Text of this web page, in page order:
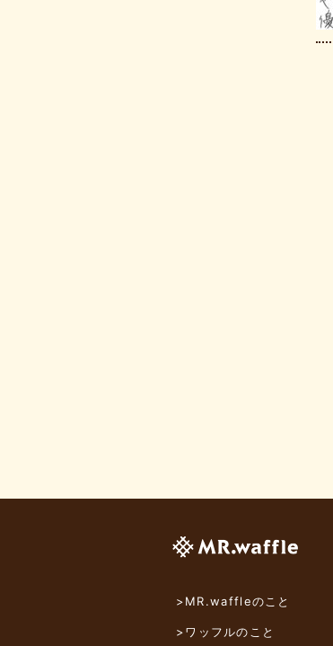
>MR.waffleのこと
>ワッフルのこと